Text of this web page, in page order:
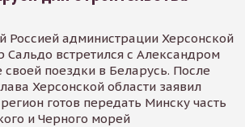
Россией администрации Херсонской
Сальдо встретился с Александром
поездки в Беларусь. После
Херсонской области заявил
готов передать Минску часть
и Черного морей